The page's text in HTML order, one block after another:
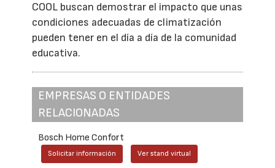
COOL buscan demostrar el impacto que unas
condiciones adecuadas de climatización
pueden tener en el día a día de la comunidad
educativa.
EMPRESAS O ENTIDADES
RELACIONADAS
Bosch Home Confort
Solicitar información Ver stand virtual